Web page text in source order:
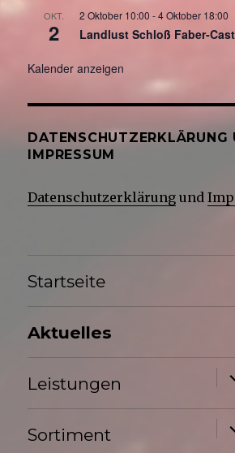
OKT.
2
2 Oktober 10:00 -4 Oktober 18:00
Landlust Schloß Faber-
Kalender anzeigen
DATENSCHUTZERKLÄRUNG
IMPRESSUM
Datenschutzerklärung und
Startseite
Aktuelles
Leistungen
Sortiment